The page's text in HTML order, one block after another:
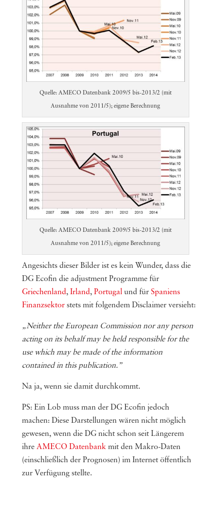
Quelle: AMECO Datenbank 2009/5 bis-2013/2 (mit
Ausnahme von 2011/5); eigene Berechnung
Quelle: AMECO Datenbank 2009/5 bis-2013/2 (mit
Ausnahme von 2011/5); eigene Berechnung
Angesichts dieser Bilder ist es kein Wunder, dass die
DG Ecofin die adjustment Programme für
Griechenland, Irland, Portugalund für Spaniens
Finanzsektorstets mit folgendem Disclaimer versieht:
„Neither the European Commission nor any person
acting on its behalf may be held responsible for the
use which may be made of the information
contained in this publication.”
Na ja, wenn sie damit durchkommt.
PS: Ein Lob muss man der DG Ecofin jedoch
machen: Diese Darstellungen wären nicht möglich
gewesen, wenn die DG nicht schon seit Längerem
ihre AMECO Datenbankmit den Makro-Daten
(einschließlich der Prognosen) im Internet öffentlich
zur Verfügung stellte.